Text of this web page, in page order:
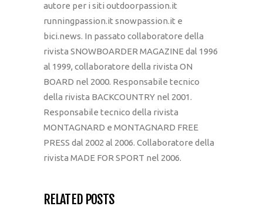
autore per i siti outdoorpassion.it
runningpassion.it snowpassion.it e
bici.news. In passato collaboratore della
rivista SNOWBOARDER MAGAZINE dal 1996
al 1999, collaboratore della rivista ON
BOARD nel 2000. Responsabile tecnico
della rivista BACKCOUNTRY nel 2001.
Responsabile tecnico della rivista
MONTAGNARD e MONTAGNARD FREE
PRESS dal 2002 al 2006. Collaboratore della
rivista MADE FOR SPORT nel 2006.
RELATED POSTS